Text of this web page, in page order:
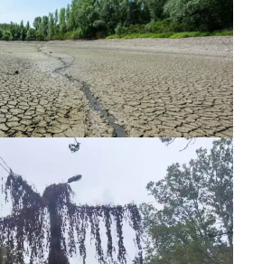
одесситов просят срочно